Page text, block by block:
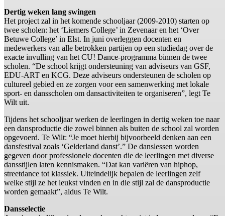
Dertig weken lang swingen
Het project zal in het komende schooljaar (2009-2010) starten op
twee scholen: het ‘Liemers College’ in Zevenaar en het ‘Over
Betuwe College’ in Elst. In juni overleggen docenten en
medewerkers van alle betrokken partijen op een studiedag over de
exacte invulling van het CU! Dance-programma binnen de twee
scholen. “De school krijgt ondersteuning van adviseurs van GSF,
EDU-ART en KCG. Deze adviseurs ondersteunen de scholen op
cultureel gebied en ze zorgen voor een samenwerking met lokale
sport- en dansscholen om dansactiviteiten te organiseren”, legt Te
Wilt uit.
Tijdens het schooljaar werken de leerlingen in dertig weken toe naar
een dansproductie die zowel binnen als buiten de school zal worden
opgevoerd. Te Wilt: “Je moet hierbij bijvoorbeeld denken aan een
dansfestival zoals ‘Gelderland danst’.” De danslessen worden
gegeven door professionele docenten die de leerlingen met diverse
dansstijlen laten kennismaken. “Dat kan variëren van hiphop,
streetdance tot klassiek. Uiteindelijk bepalen de leerlingen zelf
welke stijl ze het leukst vinden en in die stijl zal de dansproductie
worden gemaakt”, aldus Te Wilt.
Dansselectie